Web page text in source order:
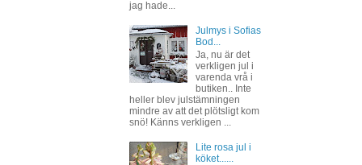
jag hade...
Julmys i Sofias
Bod...
Ja, nu är det
verkligen jul i
varenda vrå i
butiken.. Inte
heller blev julstämningen
mindre av att det plötsligt kom
snö! Känns verkligen ...
Lite rosa jul i
köket......